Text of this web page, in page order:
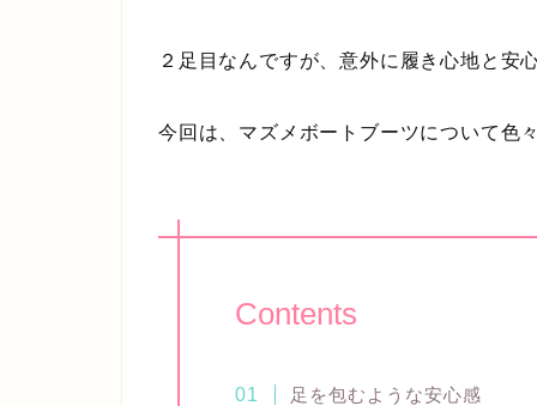
２足目なんですが、意外に履き心地と安
今回は、マズメボートブーツについて色
Contents
足を包むような安心感